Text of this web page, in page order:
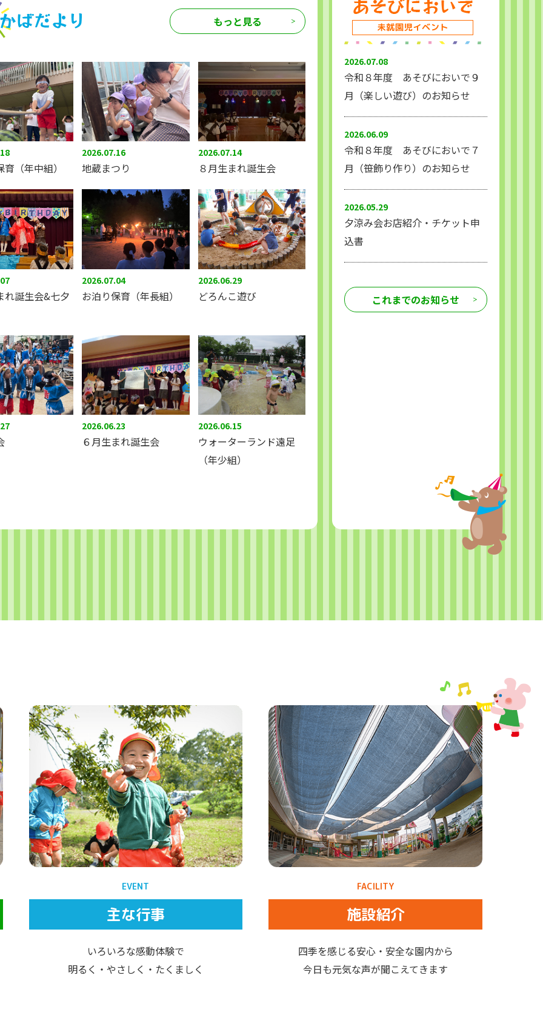
もっと見る
（年中組）
2026.07.16
地蔵まつり
2026.07.14
８月生まれ誕生会
れ誕生会&七夕
2026.07.04
お泊り保育（年長組）
2026.06.29
どろんこ遊び
2026.06.23
６月生まれ誕生会
2026.06.15
ウォーターランド遠足
（年少組）
2026.07.08
令和８年度 あそびにおいで９
月（楽しい遊び）のお知らせ
2026.06.09
令和８年度 あそびにおいで７
月（笹飾り作り）のお知らせ
2026.05.29
夕涼み会お店紹介・チケット申
込書
これまでのお知らせ
EVENT
主な行事
いろいろな感動体験で
明るく・やさしく・たくましく
FACILITY
施設紹介
四季を感じる安心・安全な園内から
今日も元気な声が聞こえてきます